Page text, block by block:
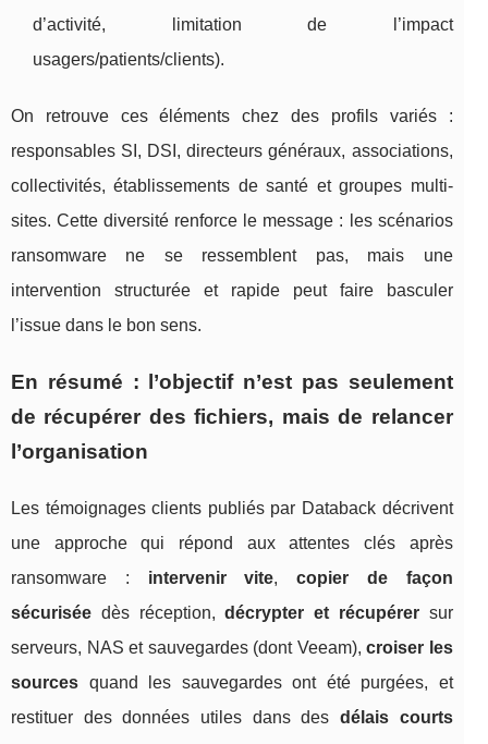
d’activité, limitation de l’impact
usagers/patients/clients).
On retrouve ces éléments chez des profils variés :
responsables SI, DSI, directeurs généraux, associations,
collectivités, établissements de santé et groupes multi-
sites. Cette diversité renforce le message : les scénarios
ransomware ne se ressemblent pas, mais une
intervention structurée et rapide peut faire basculer
l’issue dans le bon sens.
En résumé : l’objectif n’est pas seulement
de récupérer des fichiers, mais de relancer
l’organisation
Les témoignages clients publiés par Databack décrivent
une approche qui répond aux attentes clés après
ransomware : intervenir vite,copier de façon
sécurisée dès réception,décrypter et récupérersur
serveurs, NAS et sauvegardes (dont Veeam),croiser les
sources quand les sauvegardes ont été purgées, et
restituer des données utiles dans des délais courts